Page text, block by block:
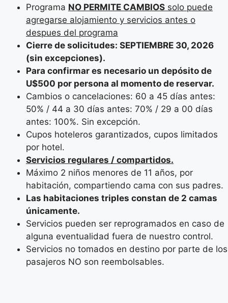
Programa NO PERMITE CAMBIOS solo puede
agregarse alojamiento y servicios antes o
despues del programa
Cierre de solicitudes: SEPTIEMBRE 30, 2026
(sin excepciones).
Para confirmar es necesario un depósito de
U$500 por persona al momento de reservar.
Cambios o cancelaciones: 60 a 45 días antes:
50% / 44 a 30 días antes: 70% / 29 a 00 días
antes: 100%. Sin excepción.
Cupos hoteleros garantizados, cupos limitados
por hotel.
Servicios regulares / compartidos.
Máximo 2 niños menores de 11 años, por
habitación, compartiendo cama con sus padres.
Las habitaciones triples constan de 2 camas
únicamente.
Servicios pueden ser reprogramados en caso de
alguna eventualidad fuera de nuestro control.
Servicios no tomados en destino por parte de los
pasajeros NO son reembolsables.